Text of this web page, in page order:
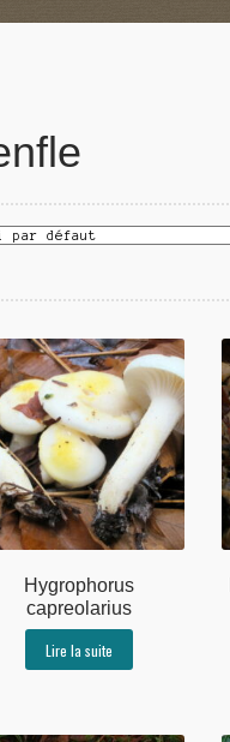
Hygrophorus
capreolarius
Lire la suite